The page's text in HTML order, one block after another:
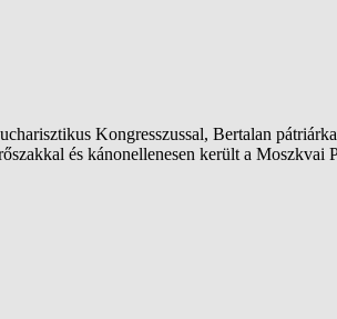
Kongresszussal, Bertalan
és kánonellenesen került a Moszkvai